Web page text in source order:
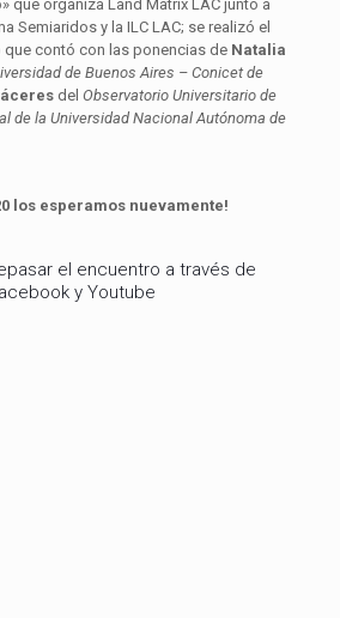
que organiza Land Matrix LAC junto a
Semiaridos y la ILC LAC; se realizó el
que contó con las ponencias de Natalia
de Buenos Aires – Conicet de
del Observatorio Universitario de
de la Universidad Nacional Autónoma de
los esperamos nuevamente!
el encuentro a través de
y Youtube